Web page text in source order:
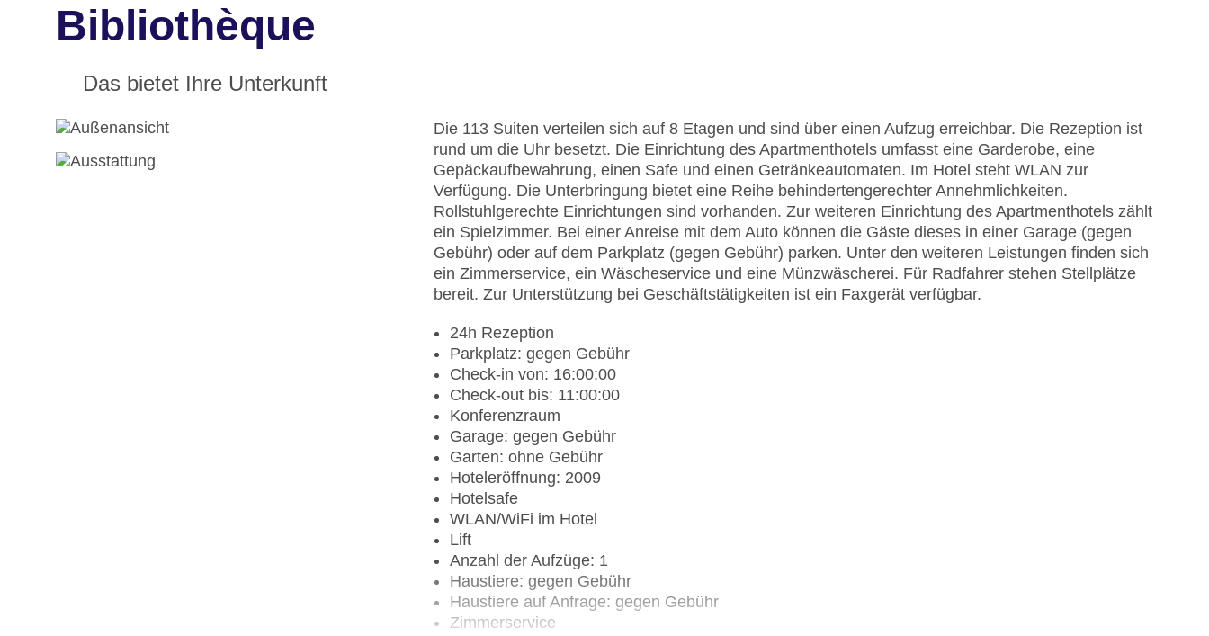
Bibliothèque
Das bietet Ihre Unterkunft
Die 113 Suiten verteilen sich auf 8 Etagen und sind über einen Aufzug erreichbar. Die Rezeption ist
rund um die Uhr besetzt. Die Einrichtung des Apartmenthotels umfasst eine Garderobe, eine
Gepäckaufbewahrung, einen Safe und einen Getränkeautomaten. Im Hotel steht WLAN zur
Verfügung. Die Unterbringung bietet eine Reihe behindertengerechter Annehmlichkeiten.
Rollstuhlgerechte Einrichtungen sind vorhanden. Zur weiteren Einrichtung des Apartmenthotels zählt
ein Spielzimmer. Bei einer Anreise mit dem Auto können die Gäste dieses in einer Garage (gegen
Gebühr) oder auf dem Parkplatz (gegen Gebühr) parken. Unter den weiteren Leistungen finden sich
ein Zimmerservice, ein Wäscheservice und eine Münzwäscherei. Für Radfahrer stehen Stellplätze
bereit. Zur Unterstützung bei Geschäftstätigkeiten ist ein Faxgerät verfügbar.
24h Rezeption
Parkplatz: gegen Gebühr
Check-in von: 16:00:00
Check-out bis: 11:00:00
Konferenzraum
Garage: gegen Gebühr
Garten: ohne Gebühr
Hoteleröffnung: 2009
Hotelsafe
WLAN/WiFi im Hotel
Lift
Anzahl der Aufzüge: 1
Haustiere: gegen Gebühr
Haustiere auf Anfrage: gegen Gebühr
Zimmerservice